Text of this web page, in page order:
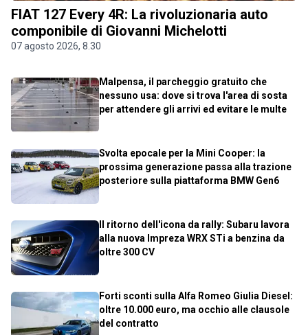
FIAT 127 Every 4R: La rivoluzionaria auto
componibile di Giovanni Michelotti
07 agosto 2026, 8.30
Malpensa, il parcheggio gratuito che
nessuno usa: dove si trova l'area di sosta
per attendere gli arrivi ed evitare le multe
Svolta epocale per la Mini Cooper: la
prossima generazione passa alla trazione
posteriore sulla piattaforma BMW Gen6
Il ritorno dell'icona da rally: Subaru lavora
alla nuova Impreza WRX STi a benzina da
oltre 300 CV
Forti sconti sulla Alfa Romeo Giulia Diesel:
oltre 10.000 euro, ma occhio alle clausole
del contratto